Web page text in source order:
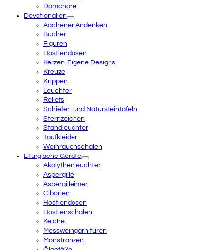
Domchöre
Devotionalien
Aachener Andenken
Bücher
Figuren
Hostiendosen
Kerzen-Eigene Designs
Kreuze
Krippen
Leuchter
Reliefs
Schiefer- und Natursteintafeln
Sternzeichen
Standleuchter
Taufkleider
Weihrauchschalen
Liturgische Geräte
Akolythenleuchter
Aspergille
Aspergilleimer
Ciborien
Hostiendosen
Hostienschalen
Kelche
Messweingarnituren
Monstranzen